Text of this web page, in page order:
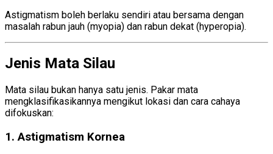
Astigmatism boleh berlaku sendiri atau bersama dengan
masalah rabun jauh (myopia) dan rabun dekat (hyperopia).
Jenis Mata Silau
Mata silau bukan hanya satu jenis. Pakar mata
mengklasifikasikannya mengikut lokasi dan cara cahaya
difokuskan:
1.Astigmatism Kornea